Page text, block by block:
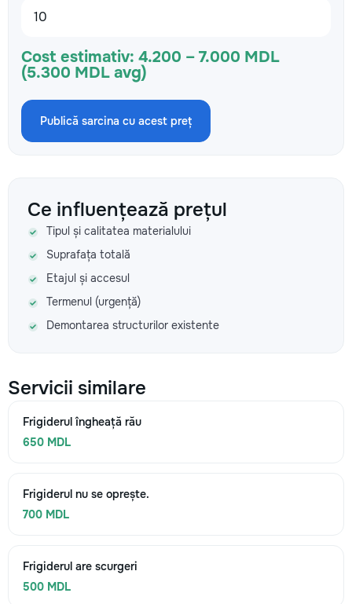
Cost estimativ: 4.200 – 7.000 MDL
(5.300 MDL avg)
Publică sarcina cu acest preț
Ce influențează prețul
Tipul și calitatea materialului
Suprafața totală
Etajul și accesul
Termenul (urgență)
Demontarea structurilor existente
Servicii similare
Frigiderul îngheață rău
650 MDL
Frigiderul nu se oprește.
700 MDL
Frigiderul are scurgeri
500 MDL